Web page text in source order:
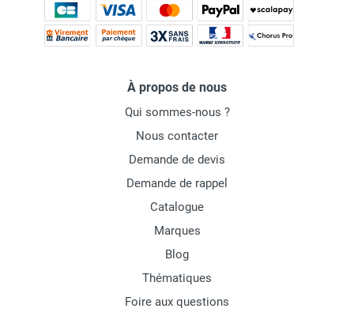
À propos de nous
Qui sommes-nous ?
Nous contacter
Demande de devis
Demande de rappel
Catalogue
Marques
Blog
Thématiques
Foire aux questions